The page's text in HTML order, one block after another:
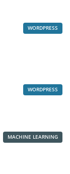
WORDPRESS
WORDPRESS
MACHINE LEARNING